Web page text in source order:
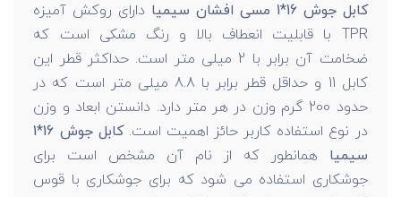
کابل جوش 16*1 مسی افشان سیمیا
دارای روکش آمیزه
TPR با قابلیت انعطاف بالا و رنگ مشکی است که
ضخامت آن برابر با 2 میلی متر است. حداکثر قطر این
کابل 11 و حداقل قطر برابر با 8.8 میلی متر است که در
حدود 200 گرم وزن در هر متر دارد. دانستن ابعاد و وزن
در نوع استفاده کاربر حائز اهمیت است.
کابل جوش 16*1
سیمیا همانطور که از نام آن مشخص است برای
جوشکاری استفاده می شود که برای جوشکاری با قوس